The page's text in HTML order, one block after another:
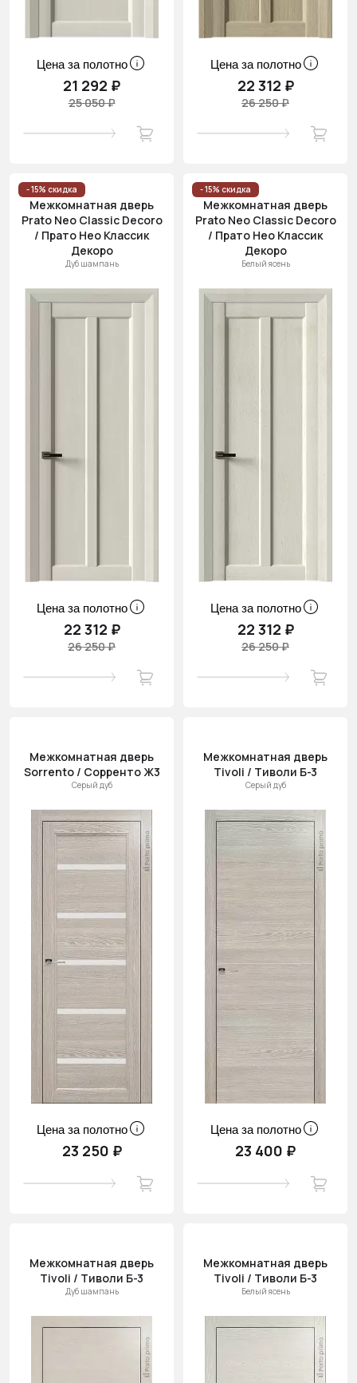
Цена за полотно
21 292 ₽
25 050 ₽
Цена за полотно
22 312 ₽
26 250 ₽
- 15% скидка
Межкомнатная дверь
Prato Neo Classic Decoro
/ Прато Нео Классик
Декоро
Дуб шампань
Цена за полотно
22 312 ₽
26 250 ₽
- 15% скидка
Межкомнатная дверь
Prato Neo Classic Decoro
/ Прато Нео Классик
Декоро
Белый ясень
Цена за полотно
22 312 ₽
26 250 ₽
Межкомнатная дверь
Sorrento / Сорренто Ж3
Серый дуб
Цена за полотно
23 250 ₽
Межкомнатная дверь
Tivoli / Тиволи Б-3
Серый дуб
Цена за полотно
23 400 ₽
Межкомнатная дверь
Tivoli / Тиволи Б-3
Дуб шампань
Межкомнатная дверь
Tivoli / Тиволи Б-3
Белый ясень